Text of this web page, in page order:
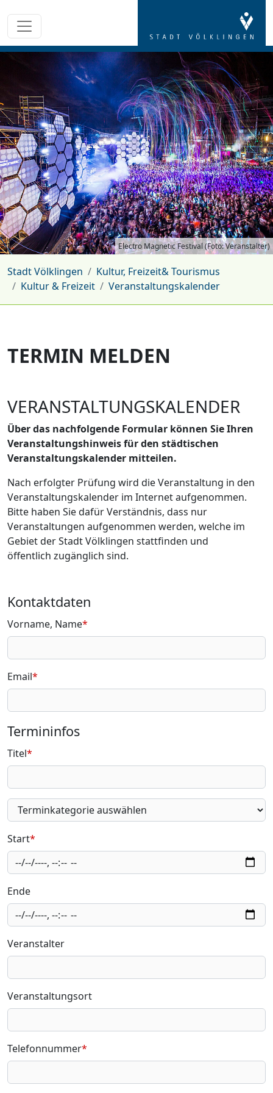
Electro Magnetic Festival (Foto: Veranstalter)
Stadt Völklingen
Kultur, Freizeit& Tourismus
Kultur & Freizeit
Veranstaltungskalender
TERMIN MELDEN
VERANSTALTUNGSKALENDER
Über das nachfolgende Formular können Sie Ihren
Veranstaltungshinweis für den städtischen
Veranstaltungskalender mitteilen.
Nach erfolgter Prüfung wird die Veranstaltung in den
Veranstaltungskalender im Internet aufgenommen.
Bitte haben Sie dafür Verständnis, dass nur
Veranstaltungen aufgenommen werden, welche im
Gebiet der Stadt Völklingen stattfinden und
öffentlich zugänglich sind.
Kontaktdaten
Vorname, Name*
Email*
Termininfos
Titel*
Start*
Ende
Veranstalter
Veranstaltungsort
Telefonnummer*